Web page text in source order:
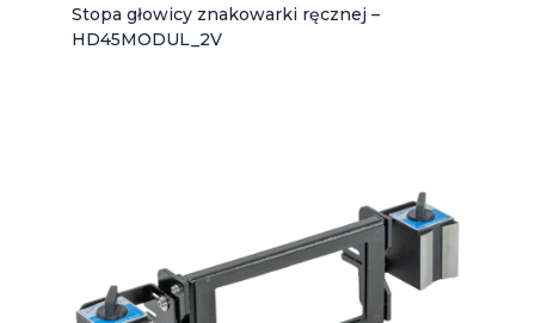
Stopa głowicy znakowarki ręcznej –
HD45MODUL_2V